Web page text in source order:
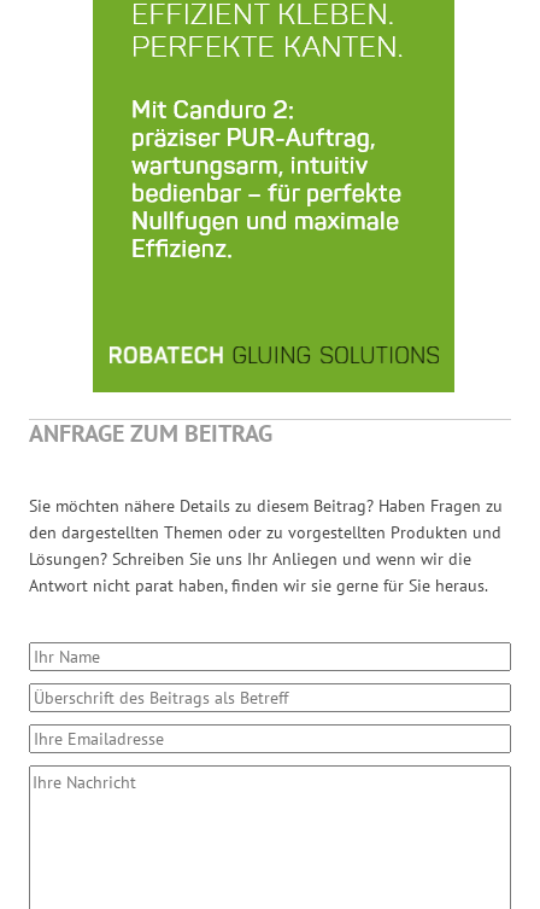
ANFRAGE ZUM BEITRAG
Sie möchten nähere Details zu diesem Beitrag? Haben Fragen zu
den dargestellten Themen oder zu vorgestellten Produkten und
Lösungen? Schreiben Sie uns Ihr Anliegen und wenn wir die
Antwort nicht parat haben, finden wir sie gerne für Sie heraus.